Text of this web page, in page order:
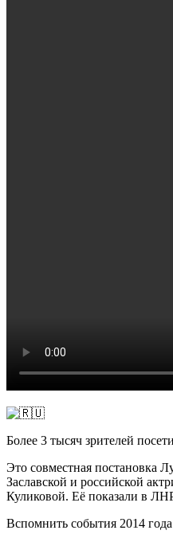
Более 3 тысяч зрителей
Это совместная постановка
Заславской и российской
Куликовой. Её показали в
Вспомнить события 2014